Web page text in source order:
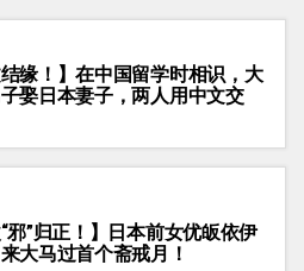
结缘！】在中国留学时相识，大
娶日本妻子，两人用中文交
“邪”归正！】日本前女优皈依伊
大马过首个斋戒月！